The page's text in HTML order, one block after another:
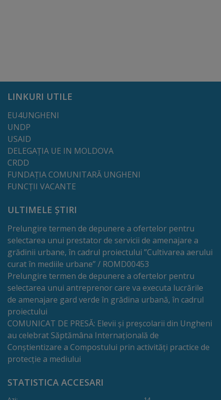
și
integritate
Servicii
Plăți
și
tarife
Înscrierea
copiilor
în
grădiniță/Plăți
Înterprinderi
municipale
Comgaz-
Plus
Modele
LINKURI UTILE
EU4UNGHENI
UNDP
USAID
DELEGAȚIA UE IN MOLDOVA
CRDD
FUNDAȚIA COMUNITARĂ UNGHENI
FUNCȚII VACANTE
ULTIMELE ȘTIRI
Prelungire termen de depunere a ofertelor pentru
selectarea unui prestator de servicii de amenajare a
grădinii urbane, în cadrul proiectului ”Cultivarea aerului
curat în mediile urbane” / ROMD00453
Prelungire termen de depunere a ofertelor pentru
selectarea unui antreprenor care va executa lucrările
de amenajare gard verde în grădina urbană, în cadrul
proiectului
COMUNICAT DE PRESĂ: Elevii și preșcolarii din Ungheni
au celebrat Săptămâna Internațională de
Conștientizare a Compostului prin activități practice de
protecție a mediului
STATISTICA ACCESARI